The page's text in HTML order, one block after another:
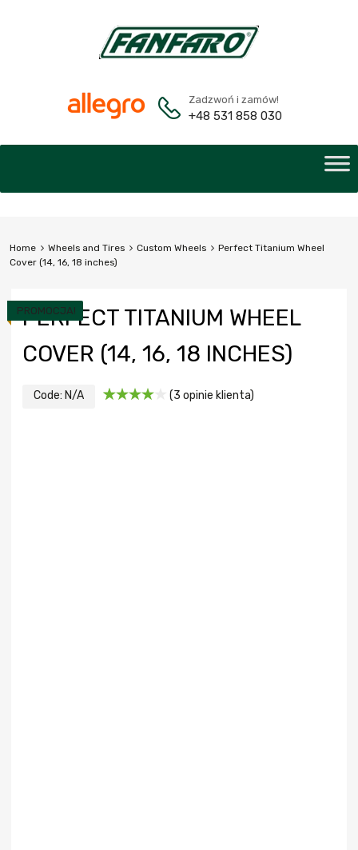
Zadzwoń i zamów!
+48 531 858 030
Home Wheels and Tires Custom Wheels
Perfect Titanium Wheel
Cover (14, 16, 18 inches)
PERFECT TITANIUM WHEEL
COVER (14, 16, 18 INCHES)
Code: N/A (3 opinie klienta)
PROMOCJA!